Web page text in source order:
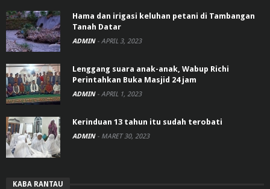
Hama dan irigasi keluhan petani di Tambangan
Tanah Datar
ADMIN - APRIL 3, 2023
Lenggang suara anak-anak, Wabup Richi
Perintahkan Buka Masjid 24 jam
ADMIN - APRIL 1, 2023
Kerinduan 13 tahun itu sudah terobati
ADMIN - MARET 30, 2023
KABA RANTAU